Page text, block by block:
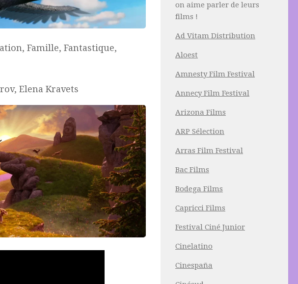
Famille, Fantastique,
Elena Kravets
on aime parler de leurs
films !
Ad Vitam Distribution
Aloest
Amnesty Film Festival
Annecy Film Festival
Arizona Films
ARP Sélection
Arras Film Festival
Bac Films
Bodega Films
Capricci Films
Festival Ciné Junior
Cinelatino
Cinespaña